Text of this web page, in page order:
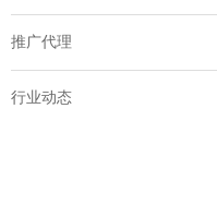
推广代理
行业动态